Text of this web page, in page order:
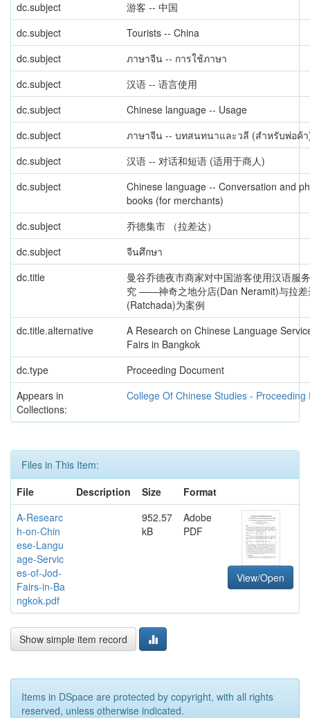
dc.subject
游客 -- 中国
dc.subject
Tourists -- China
dc.subject
ภาษาจีน -- การใช้ภาษา
dc.subject
汉语 -- 语言使用
dc.subject
Chinese language -- Usage
dc.subject
ภาษาจีน -- บทสนทนาและวลี (สำหรับพ่อค้
dc.subject
汉语 -- 对话和短语 (适用于商人)
dc.subject
Chinese language -- Conversation and
books (for merchants)
dc.subject
乔德集市 （拉差达）
dc.subject
จีนศึกษา
dc.title
曼谷乔德夜市商家对中国游客使用汉语服
究 ――神奇之地分店(Dan Neramit)与拉差
(Ratchada)为案例
dc.title.alternative
A Research on Chinese Language
Fairs in Bangkok
dc.type
Proceeding Document
Appears in
Collections:
College Of Chinese Studies - Proceeding
Files in This Item:
File
Description Size
Format
A-Researc
h-on-Chin
ese-Langu
age-Servic
es-of-Jod-
Fairs-in-Ba
ngkok.pdf
952.57
kB
Adobe
PDF
View/Open
Show simple item record
Items in DSpace are protected by copyright, with all rights
reserved, unless otherwise indicated.